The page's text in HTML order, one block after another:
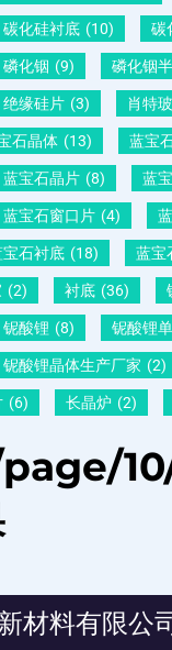
碳化硅衬底 (10) 碳
磷化铟 (9) 磷化铟
绝缘硅片 (3) 肖特
石晶体 (13) 蓝宝
蓝宝石晶片 (8) 蓝
蓝宝石窗口片 (4)
宝石衬底 (18) 蓝宝
(2) 衬底 (36)
铌酸锂 (8) 铌酸锂
铌酸锂晶体生产厂家 (2)
(6) 长晶炉 (2)
page/
材料有限公